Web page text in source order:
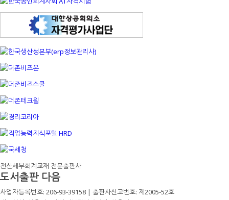
전산세무회계교재 전문출판사
도서출판 다음
사업자등록번호: 206-93-39158 | 출판사신고번호: 제2005-52호